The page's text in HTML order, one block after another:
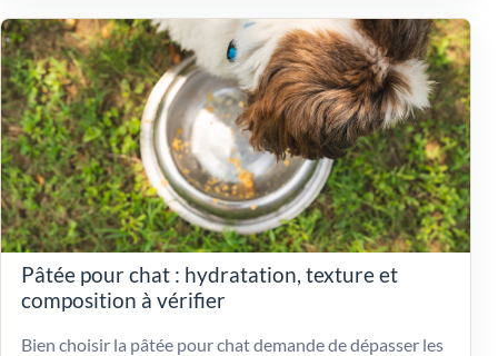
Pâtée pour chat : hydratation, texture et
composition à vérifier
Bien choisir la pâtée pour chat demande de dépasser les